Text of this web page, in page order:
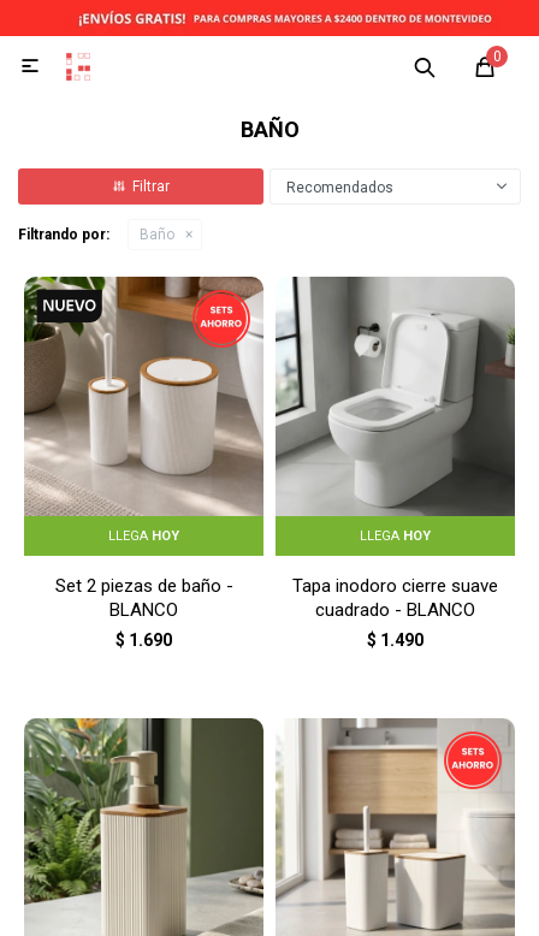
0

BAÑO
Recomendados
Filtrando por: Baño
LLEGA HOY
Set 2 piezas de baño -
BLANCO
$ 1.690
LLEGA HOY
Tapa inodoro cierre suave
cuadrado - BLANCO
$ 1.490